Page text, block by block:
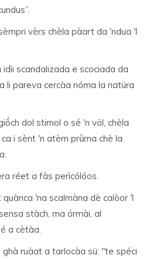
vèrs chèla pàart da 'ndua 'l
scandalizada e scociada da
li pareva cercàa nóma la natüra
dol stimol o sé 'n völ, chèla
i sènt 'n atèm prǜma chè la
réet a fàs perìcólóos.
'na scalmàna dè calòor 'l
stàch, ma órmài, al
a cètàa.
ruàat a tarlocàa sü: "te spéci